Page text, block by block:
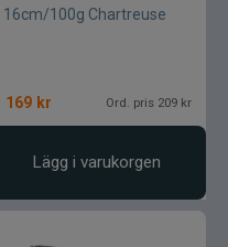
16cm/100g Chartreuse
169 kr Ord. pris 209 kr
Lägg i varukorgen